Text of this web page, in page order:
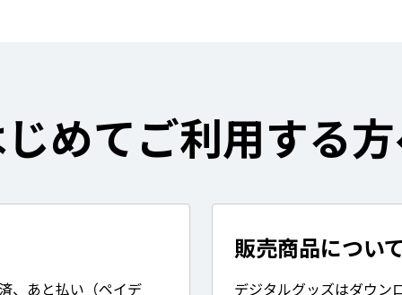
めてご利用する
、あと払い（ペイデ
販売商品につい
デジタルグッズはダウン